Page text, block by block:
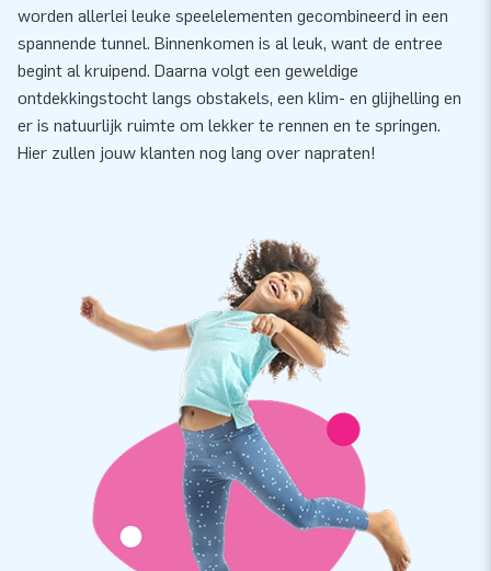
worden allerlei leuke speelelementen gecombineerd in een
spannende tunnel. Binnenkomen is al leuk, want de entree
begint al kruipend. Daarna volgt een geweldige
ontdekkingstocht langs obstakels, een klim- en glijhelling en
er is natuurlijk ruimte om lekker te rennen en te springen.
Hier zullen jouw klanten nog lang over napraten!